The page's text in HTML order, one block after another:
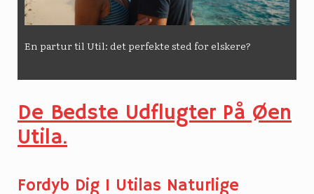
En partur til Util: det perfekte sted for elskere?
De Bedste Udflugter På Øen
Utila.
Fordyb Dig I Utilas Naturlige